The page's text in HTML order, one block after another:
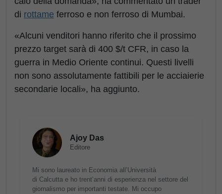
di rottame ferroso e non ferroso di Mumbai.
«Alcuni venditori hanno riferito che il prossimo
prezzo target sarà di 400 $/t CFR, in caso la
guerra in Medio Oriente continui. Questi livelli
non sono assolutamente fattibili per le acciaierie
secondarie locali», ha aggiunto.
Ajoy Das
Editore
Mi sono laureato in Economia all’Università
di Calcutta e ho trent’anni di esperienza nel settore del
giornalismo per importanti testate. Mi occupo